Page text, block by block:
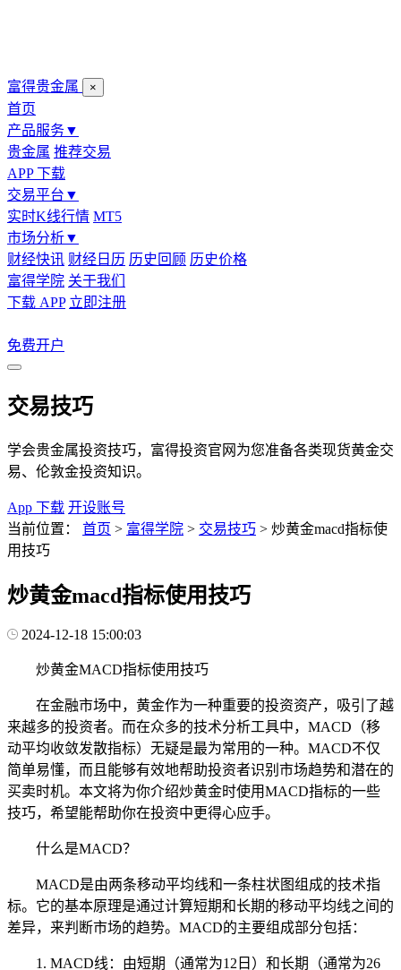
富得贵金属 ×
首页
产品服务▼
贵金属 推荐交易
APP 下载
交易平台 ▼
实时K线行情 MT5
市场分析▼
财经快讯 财经日历 历史回顾 历史价格
富得学院 关于我们
下载 APP 立即注册
免费开户
交易技巧
学会贵金属投资技巧，富得投资官网为您准备各类现货黄金交
易、伦敦金投资知识。
App 下载 开设账号
当前位置：
首页 > 富得学院 > 交易技巧 > 炒黄金macd指标使
用技巧
炒黄金macd指标使用技巧
2024-12-18 15:00:03
炒黄金MACD指标使用技巧
在金融市场中，黄金作为一种重要的投资资产，吸引了越
来越多的投资者。而在众多的技术分析工具中，MACD（移
动平均收敛发散指标）无疑是最为常用的一种。MACD不仅
简单易懂，而且能够有效地帮助投资者识别市场趋势和潜在的
买卖时机。本文将为你介绍炒黄金时使用MACD指标的一些
技巧，希望能帮助你在投资中更得心应手。
什么是MACD？
MACD是由两条移动平均线和一条柱状图组成的技术指
标。它的基本原理是通过计算短期和长期的移动平均线之间的
差异，来判断市场的趋势。MACD的主要组成部分包括：
1. MACD线：由短期（通常为12日）和长期（通常为26